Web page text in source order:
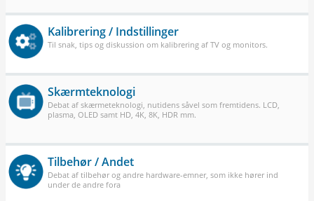
Kalibrering / Indstillinger
Til snak, tips og diskussion om kalibrering af TV og monitors.
Skærmteknologi
Debat af skærmeteknologi, nutidens såvel som fremtidens. LCD,
plasma, OLED samt HD, 4K, 8K, HDR mm.
Tilbehør / Andet
Debat af tilbehør og andre hardware-emner, som ikke hører ind
under de andre fora